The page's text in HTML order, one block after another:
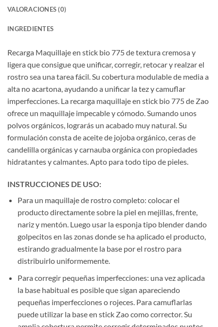
VALORACIONES (0)
INGREDIENTES
Recarga Maquillaje en stick bio 775 de textura cremosa y
ligera que consigue que unificar, corregir, retocar y realzar el
rostro sea una tarea fácil. Su cobertura modulable de media a
alta no acartona, ayudando a unificar la tez y camuflar
imperfecciones. La recarga maquillaje en stick bio 775 de Zao
ofrece un maquillaje impecable y cómodo. Sumando unos
polvos orgánicos, lograrás un acabado muy natural. Su
formulación consta de aceite de jojoba orgánico, ceras de
candelilla orgánicas y carnauba orgánica con propiedades
hidratantes y calmantes. Apto para todo tipo de pieles.
INSTRUCCIONES DE USO:
Para un maquillaje de rostro completo: colocar el
producto directamente sobre la piel en mejillas, frente,
nariz y mentón. Luego usar la esponja tipo blender dando
golpecitos en las zonas donde se ha aplicado el producto,
estirando gradualmente la base por el rostro para
distribuirlo uniformemente.
Para corregir pequeñas imperfecciones: una vez aplicada
la base habitual es posible que sigan apareciendo
pequeñas imperfecciones o rojeces. Para camuflarlas
puede utilizar la base en stick Zao como corrector. Su